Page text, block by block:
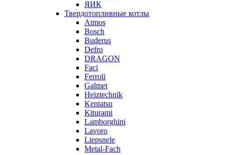
ЯИК
Твердотопливные котлы
Atmos
Bosch
Buderus
Defro
DRAGON
Faci
Ferroli
Galmet
Heiztechnik
Kentatsu
Kiturami
Lamborghini
Lavoro
Liepsnele
Metal-Fach